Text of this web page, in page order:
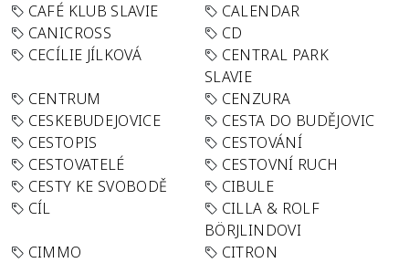
CAFÉ KLUB SLAVIE
CALENDAR
CANICROSS
CD
CECÍLIE JÍLKOVÁ
CENTRAL PARK
SLAVIE
CENTRUM
CENZURA
CESKEBUDEJOVICE
CESTA DO BUDĚJOVIC
CESTOPIS
CESTOVÁNÍ
CESTOVATELÉ
CESTOVNÍ RUCH
CESTY KE SVOBODĚ
CIBULE
CÍL
CILLA & ROLF
BÖRJLINDOVI
CIMMO
CITRON